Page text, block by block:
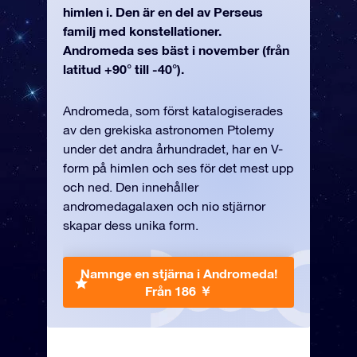
himlen i. Den är en del av Perseus
familj med konstellationer.
Andromeda ses bäst i november (från
latitud +90° till -40°).
Andromeda, som först katalogiserades
av den grekiska astronomen Ptolemy
under det andra århundradet, har en V-
form på himlen och ses för det mest upp
och ned. Den innehåller
andromedagalaxen och nio stjärnor
skapar dess unika form.
Namnge en stjärna i Andromeda!
Från 186 ￥